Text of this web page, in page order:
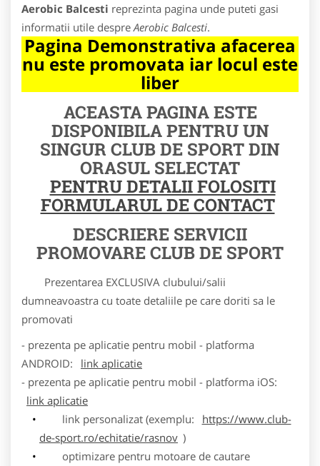
Aerobic Balcesti reprezinta pagina unde puteti gasi
informatii utile despre Aerobic Balcesti.
Pagina Demonstrativa afacerea
nu este promovata iar locul este
liber
ACEASTA PAGINA ESTE
DISPONIBILA PENTRU UN
SINGUR CLUB DE SPORT DIN
ORASUL SELECTAT
PENTRU DETALII FOLOSITI
FORMULARUL DE CONTACT
DESCRIERE SERVICII
PROMOVARE CLUB DE SPORT
Prezentarea EXCLUSIVA clubului/salii
dumneavoastra cu toate detaliile pe care doriti sa le
promovati
- prezenta pe aplicatie pentru mobil - platforma
ANDROID:
link aplicatie
- prezenta pe aplicatie pentru mobil - platforma iOS:
link aplicatie
link personalizat (exemplu:
https://www.club-
de-sport.ro/echitatie/rasnov )
optimizare pentru motoare de cautare